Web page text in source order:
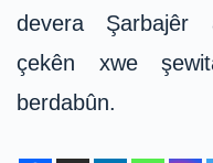
devera Şarbajêr
çekên xwe
berdabûn.